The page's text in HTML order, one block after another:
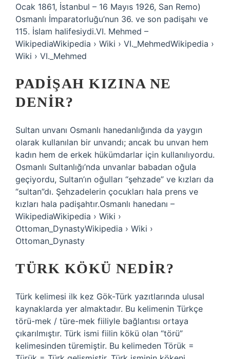
Ocak 1861, İstanbul – 16 Mayıs 1926, San Remo)
Osmanlı İmparatorluğu’nun 36. ve son padişahı ve
115. İslam halifesiydi.VI. Mehmed –
WikipediaWikipedia › Wiki › VI._MehmedWikipedia ›
Wiki › VI._Mehmed
PADIŞAH KIZINA NE
DENIR?
Sultan unvanı Osmanlı hanedanlığında da yaygın
olarak kullanılan bir unvandı; ancak bu unvan hem
kadın hem de erkek hükümdarlar için kullanılıyordu.
Osmanlı Sultanlığı’nda unvanlar babadan oğula
geçiyordu, Sultan’ın oğulları “şehzade” ve kızları da
“sultan”dı. Şehzadelerin çocukları hala prens ve
kızları hala padişahtır.Osmanlı hanedanı –
WikipediaWikipedia › Wiki ›
Ottoman_DynastyWikipedia › Wiki ›
Ottoman_Dynasty
TÜRK KÖKÜ NEDIR?
Türk kelimesi ilk kez Gök-Türk yazıtlarında ulusal
kaynaklarda yer almaktadır. Bu kelimenin Türkçe
törü-mek / türe-mek fiiliyle bağlantısı ortaya
çıkarılmıştır. Türk ismi fiilin kökü olan “törü”
kelimesinden türemiştir. Bu kelimeden Törük =